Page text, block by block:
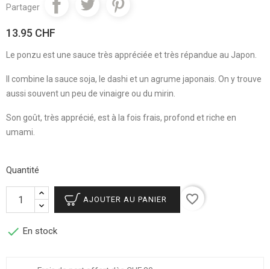
Partager
13.95 CHF
Le ponzu est une sauce très appréciée et très répandue au Japon.
Il combine la sauce soja, le dashi et un agrume japonais. On y trouve
aussi souvent un peu de vinaigre ou du mirin.
Son goût, très apprécié, est à la fois frais, profond et riche en
umami.
Quantité
AJOUTER AU PANIER favorite_border
 En stock